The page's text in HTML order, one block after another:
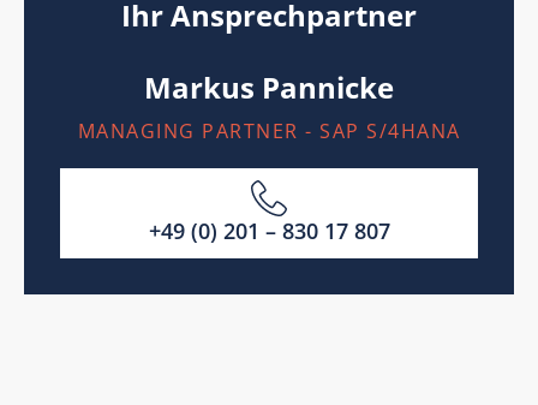
Ihr Ansprechpartner
Markus Pannicke
MANAGING PARTNER - SAP S/4HANA
+49 (0) 201 – 830 17 807